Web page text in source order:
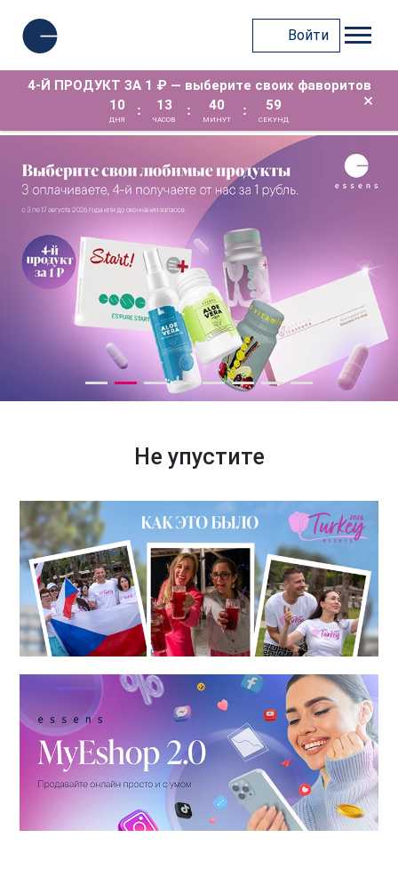
Войти
4-Й ПРОДУКТ ЗА 1 ₽ — выберите своих фаворитов
10
ДНЯ
: 13
ЧАСОВ
: 40
МИНУТ
: 58
СЕКУНД
×
Не упустите